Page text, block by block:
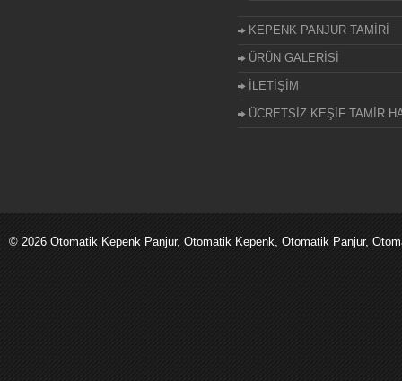
KEPENK PANJUR TAMİRİ
ÜRÜN GALERİSİ
İLETİŞİM
ÜCRETSİZ KEŞİF TAMİR
© 2026 Otomatik Kepenk Panjur, Otomatik Kepenk, Otomatik Panjur,